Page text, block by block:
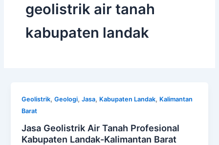
geolistrik air tanah
kabupaten landak
Geolistrik,Geologi,Jasa, Kabupaten Landak, Kalimantan
Barat
Jasa Geolistrik Air Tanah Profesional
Kabupaten Landak-Kalimantan Barat